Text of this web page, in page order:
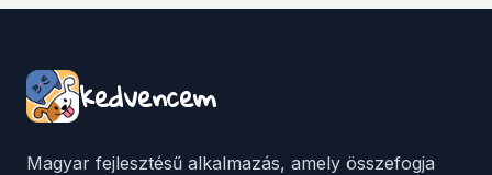
kedvencem
Magyar fejlesztésű alkalmazás, amely összefogja